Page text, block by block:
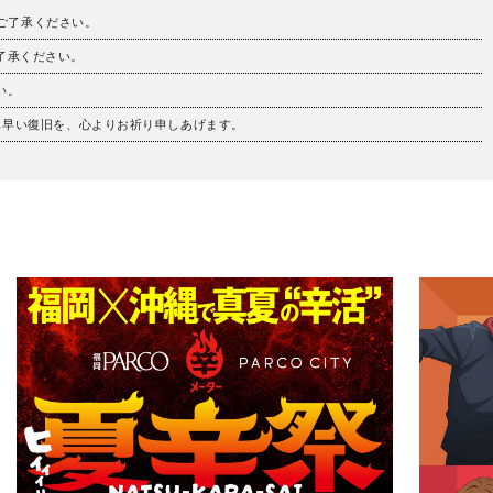
承ください。
ください。
い復旧を、心よりお祈り申しあげます。